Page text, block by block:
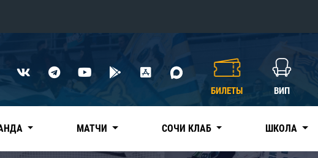
БИЛЕТЫ ВИП
МАТЧИ СОЧИ КЛАБ ШКОЛА